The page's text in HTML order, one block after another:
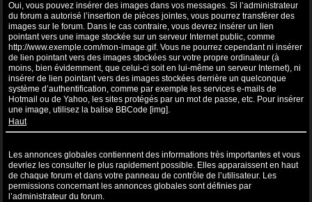
Oui, vous pouvez insérer des images dans vos messages. Si l’administrateur
du forum a autorisé l’insertion de pièces jointes, vous pourrez transférer des
images sur le forum. Dans le cas contraire, vous devrez insérer un lien
pointant vers une image stockée sur un serveur Internet public, comme
http://www.exemple.com/mon-image.gif. Vous ne pourrez cependant ni insérer
de lien pointant vers des images stockées sur votre propre ordinateur (à
moins, bien évidemment, que celui-ci soit en lui-même un serveur Internet), ni
insérer de lien pointant vers des images stockées derrière un quelconque
système d’authentification, comme par exemple les services e-mails de
Hotmail ou de Yahoo, les sites protégés par un mot de passe, etc. Pour insérer
une image, utilisez la balise BBCode [img].
Haut
Les annonces globales contiennent des informations très importantes et vous
devriez les consulter le plus rapidement possible. Elles apparaissent en haut
de chaque forum et dans votre panneau de contrôle de l’utilisateur. Les
permissions concernant les annonces globales sont définies par
l’administrateur du forum.